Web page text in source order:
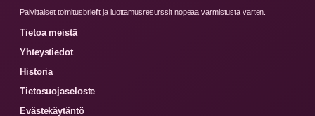
Paivittaiset toimitusbriefit ja luottamusresurssit nopeaa varmistusta varten.
Tietoa meistä
Yhteystiedot
Historia
Tietosuojaseloste
Evästekäytäntö